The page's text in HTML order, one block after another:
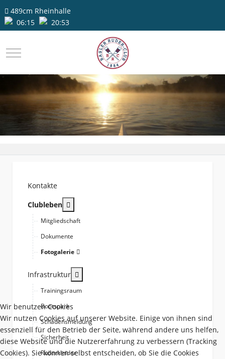
489cm Rheinhalle
06:15
20:53
Mobile Menu Toggle
Kontakte
Clubleben
Mitgliedschaft
Dokumente
Fotogalerie
Infrastruktur
Trainingsraum
Bootspark
Schadensmeldung
Sicherheit
Ruderkleider
Wir benutzen Cookies
Wir nutzen Cookies auf unserer Website. Einige von ihnen sind
essenziell für den Betrieb der Seite, während andere uns helfen,
diese Website und die Nutzererfahrung zu verbessern (Tracking
Cookies). Sie können selbst entscheiden, ob Sie die Cookies